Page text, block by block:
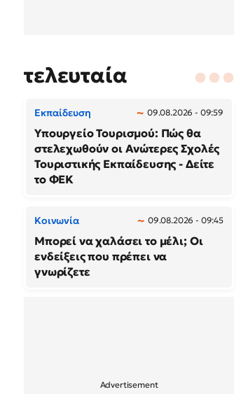
τελευταία
Εκπαίδευση 09.08.2026 - 09:59
Υπουργείο Τουρισμού: Πώς θα
στελεχωθούν οι Ανώτερες Σχολές
Τουριστικής Εκπαίδευσης - Δείτε
το ΦΕΚ
Κοινωνία 09.08.2026 - 09:45
Μπορεί να χαλάσει το μέλι; Οι
ενδείξεις που πρέπει να
γνωρίζετε